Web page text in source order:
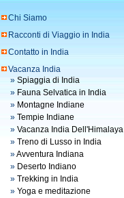
Chi Siamo
Racconti di Viaggio in India
Contatto in India
Vacanza India
» Spiaggia di India
» Fauna Selvatica in India
» Montagne Indiane
» Tempie Indiane
» Vacanza India Dell'Himalaya
» Treno di Lusso in India
»Avventura Indiana
» Deserto Indiano
» Trekking in India
» Yoga e meditazione